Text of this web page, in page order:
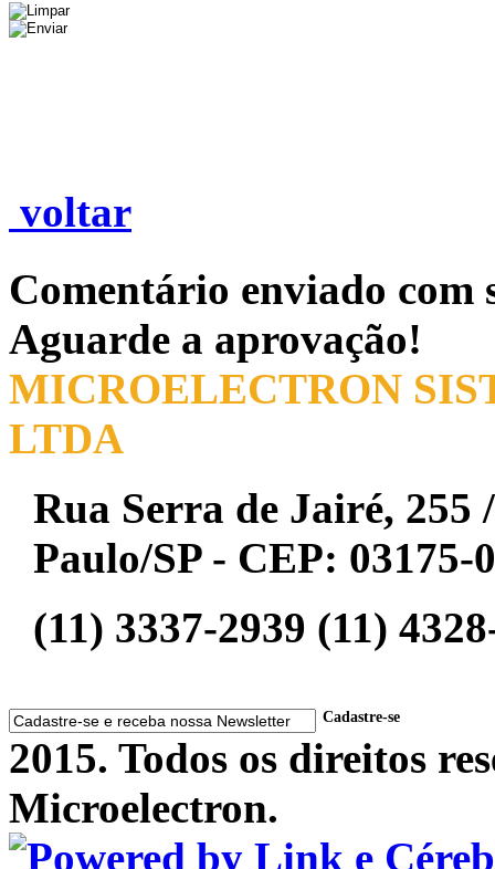
voltar
Comentário enviado com
Aguarde a aprovação!
MICROELECTRON
LTDA
Rua Serra de Jairé, 255
Paulo/SP - CEP: 03175-
(11) 3337-2939 (11)
Cadastre-se
2015. Todos os direitos
Microelectron.